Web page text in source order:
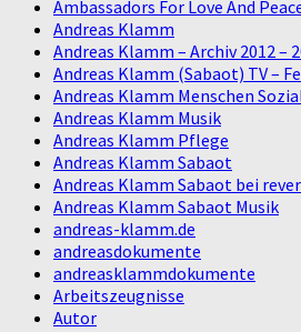
Ambassadors For Love And
Andreas Klamm
Andreas Klamm – Archiv 2012 –
Andreas Klamm (Sabaot) TV –
Andreas Klamm Menschen
Andreas Klamm Musik
Andreas Klamm Pflege
Andreas Klamm Sabaot
Andreas Klamm Sabaot bei
Andreas Klamm Sabaot Musik
andreas-klamm.de
andreasdokumente
andreasklammdokumente
Arbeitszeugnisse
Autor